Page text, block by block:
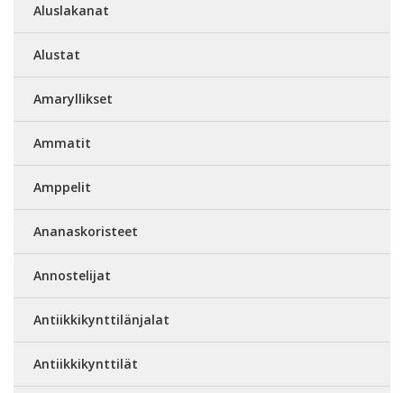
Aluslakanat
Alustat
Amaryllikset
Ammatit
Amppelit
Ananaskoristeet
Annostelijat
Antiikkikynttilänjalat
Antiikkikynttilät